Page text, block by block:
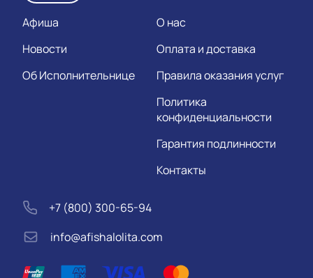
Афиша
Новости
Об Исполнительнице
О нас
Оплата и доставка
Правила оказания услуг
Политика
конфиденциальности
Гарантия подлинности
Контакты
+7 (800) 300-65-94
info@afishalolita.com